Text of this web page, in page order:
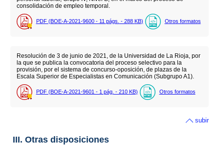
consolidación de empleo temporal.
PDF (BOE-A-2021-9600 - 11 págs. - 288 KB) Otros formatos
Resolución de 3 de junio de 2021, de la Universidad de La Rioja, por
la que se publica la convocatoria del proceso selectivo para la
provisión, por el sistema de concurso-oposición, de plazas de la
Escala Superior de Especialistas en Comunicación (Subgrupo A1).
PDF (BOE-A-2021-9601 - 1 pág. - 210 KB) Otros formatos
subir
III. Otras disposiciones